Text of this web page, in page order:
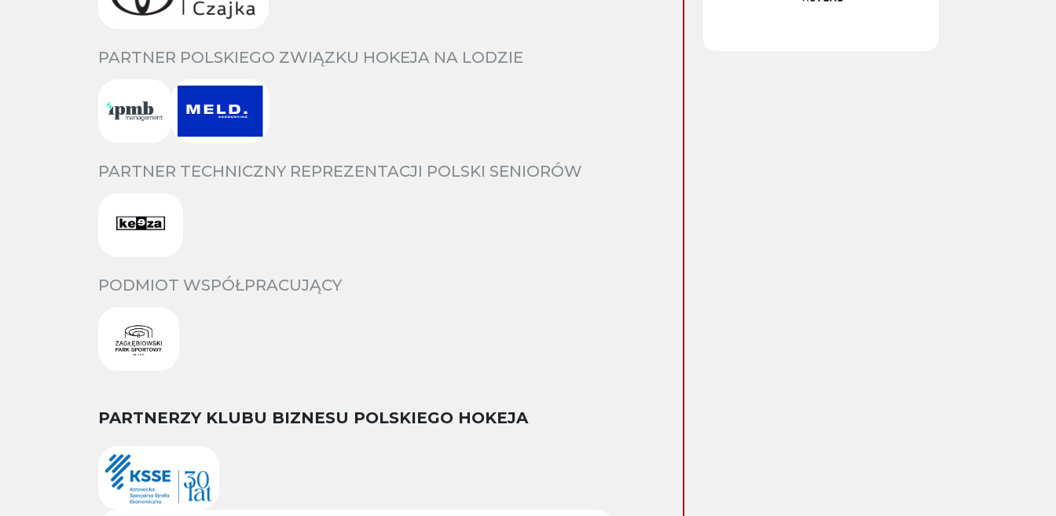
PARTNER POLSKIEGO ZWIĄZKU HOKEJA NA LODZIE
PARTNER TECHNICZNY REPREZENTACJI POLSKI SENIORÓW
PODMIOT WSPÓŁPRACUJĄCY
PARTNERZY KLUBU BIZNESU POLSKIEGO HOKEJA